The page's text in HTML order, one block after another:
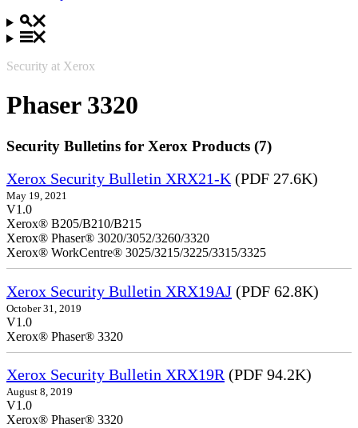
Security at Xerox
Phaser 3320
Security Bulletins for Xerox Products (7)
Xerox Security Bulletin XRX21-K (PDF 27.6K)
May 19, 2021
V1.0
Xerox® B205/B210/B215
Xerox® Phaser® 3020/3052/3260/3320
Xerox® WorkCentre® 3025/3215/3225/3315/3325
Xerox Security Bulletin XRX19AJ (PDF 62.8K)
October 31, 2019
V1.0
Xerox® Phaser® 3320
Xerox Security Bulletin XRX19R(PDF 94.2K)
August 8, 2019
V1.0
Xerox® Phaser® 3320